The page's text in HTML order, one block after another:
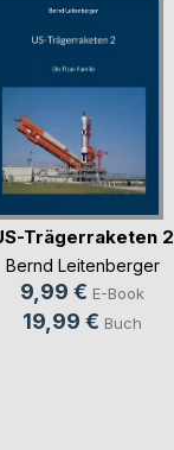
Trägerraketen 2
Bernd Leitenberger
9,99 € E-Book
19,99 € Buch